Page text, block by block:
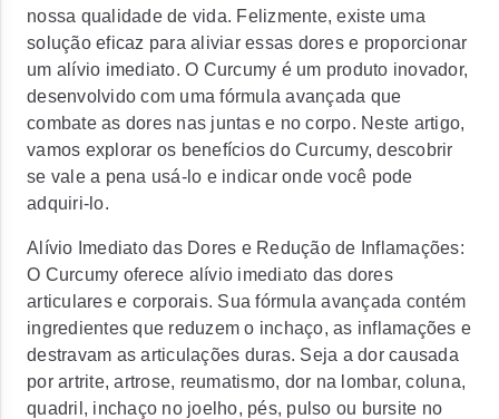
nossa qualidade de vida. Felizmente, existe uma
solução eficaz para aliviar essas dores e proporcionar
um alívio imediato. O Curcumy é um produto inovador,
desenvolvido com uma fórmula avançada que
combate as dores nas juntas e no corpo. Neste artigo,
vamos explorar os benefícios do Curcumy, descobrir
se vale a pena usá-lo e indicar onde você pode
adquiri-lo.
Alívio Imediato das Dores e Redução de Inflamações:
O Curcumy oferece alívio imediato das dores
articulares e corporais. Sua fórmula avançada contém
ingredientes que reduzem o inchaço, as inflamações e
destravam as articulações duras. Seja a dor causada
por artrite, artrose, reumatismo, dor na lombar, coluna,
quadril, inchaço no joelho, pés, pulso ou bursite no